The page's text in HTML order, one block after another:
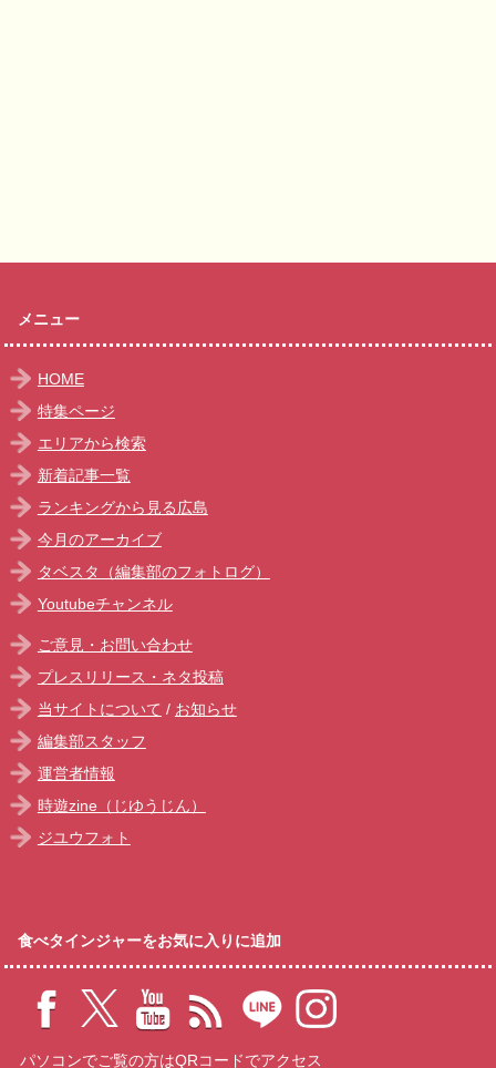
メニュー
HOME
特集ページ
エリアから検索
新着記事一覧
ランキングから見る広島
今月のアーカイブ
タベスタ（編集部のフォトログ）
Youtubeチャンネル
ご意見・お問い合わせ
プレスリリース・ネタ投稿
当サイトについて / お知らせ
編集部スタッフ
運営者情報
時遊zine（じゆうじん）
ジユウフォト
食べタインジャーをお気に入りに追加
パソコンでご覧の方はQRコードでアクセス